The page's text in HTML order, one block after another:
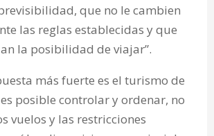
que no le cambien
las reglas establecidas y que
la posibilidad de viajar”.
más fuerte es el turismo de
posible controlar y ordenar, no
vuelos y las restricciones